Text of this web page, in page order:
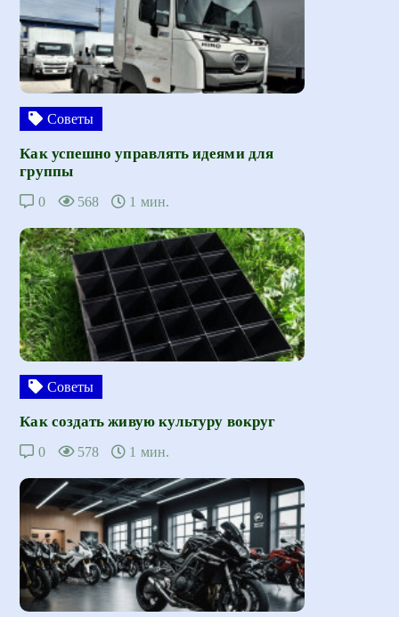
Советы
Как успешно управлять идеями для
группы
0 568 1 мин.
Советы
Как создать живую культуру вокруг
0 578 1 мин.